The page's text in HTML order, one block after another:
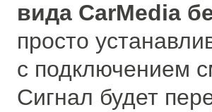
вида CarMedia
просто
с подключением
Сигнал будет